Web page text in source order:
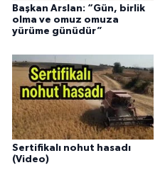
Başkan Arslan: “Gün, birlik
olma ve omuz omuza
yürüme günüdür”
Sertifikalı nohut hasadı
(Video)